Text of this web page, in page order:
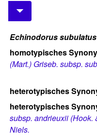
Echinodorus
homotypisches
(Mart.) Griseb. subsp.
heterotypisches
heterotypisches
subsp. andrieuxii (Hook.
Niels.